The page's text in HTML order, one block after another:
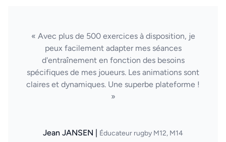
« Avec plus de 500 exercices à disposition, je
peux facilement adapter mes séances
d'entraînement en fonction des besoins
spécifiques de mes joueurs. Les animations sont
claires et dynamiques. Une superbe plateforme !
»
Jean JANSEN | Éducateur rugby M12, M14